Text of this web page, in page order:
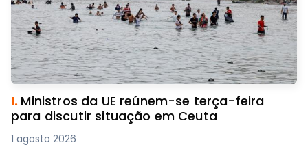
I. Ministros da UE reúnem-se terça-feira
para discutir situação em Ceuta
1 agosto 2026